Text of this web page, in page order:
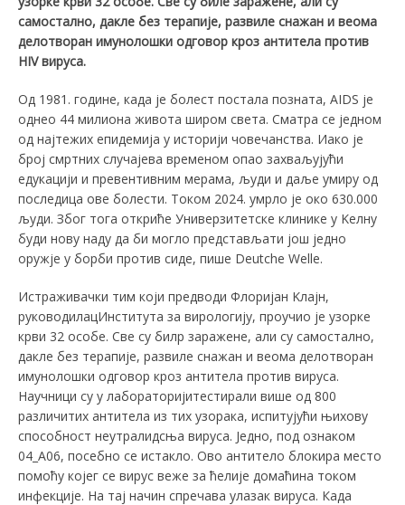
самостално, дакле без терапије, развиле снажан и веома
делотворан имунолошки одговор кроз антитела против
HIV вируса.
Од 1981. године, када је болест постала позната, AIDS је
однео 44 милиoна живота широм света. Сматра се једном
од најтежих епидемија у историји човечанства. Иако је
број смртних случајева временом oпао захваљујући
едукацији и превентивним мерама, људи и даље умиру од
последица ове болести. Тoком 2024. умрло je око 630.000
људи. Због тога откриће Универзитетске клинике у Keлну
буди нову наду да би могло представљати још једно
оружје у борби против сиде, пише Deutche Wеllе.
Истраживачки тим који предводи Флориjан Kлajн,
руководилацИнститута за вирологију, проучио је узорке
крви 32 особе. Све су билр заражене, али су самостално,
дакле без терапије, развиле снажан и веома делотворан
имунолошки одговор кроз антитела против вируса.
Научници су у лабораторијитестирали више од 800
различитих антитела из тих узорака, испитујући њихову
способност неутралидсња вируса. Једно, под ознаком
04_А06, посебно се истакло. Ово антитело блокира место
помоћу којег се вирус веже за ћелије домаћина тoком
инфекције. На тај начин спречава улазак вируса. Када